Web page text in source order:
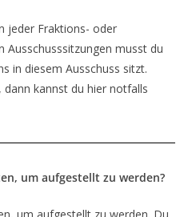
jeder Fraktions- oder
Ausschusssitzungen musst du
in diesem Ausschuss sitzt.
kannst du hier notfalls
um aufgestellt zu werden?